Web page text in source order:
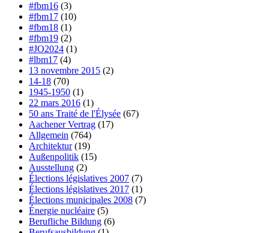
#fbm16 (3)
#fbm17 (10)
#fbm18 (1)
#fbm19 (2)
#JO2024 (1)
#lbm17 (4)
13 novembre 2015 (2)
14-18 (70)
1945-1950 (1)
22 mars 2016 (1)
50 ans Traité de l'Élysée (67)
Aachener Vertrag (17)
Allgemein (764)
Architektur(19)
Außenpolitik (15)
Ausstellung (2)
Élections législatives 2007 (7)
Élections législatives 2017 (1)
Élections municipales 2008 (7)
Énergie nucléaire (5)
Berufliche Bildung (6)